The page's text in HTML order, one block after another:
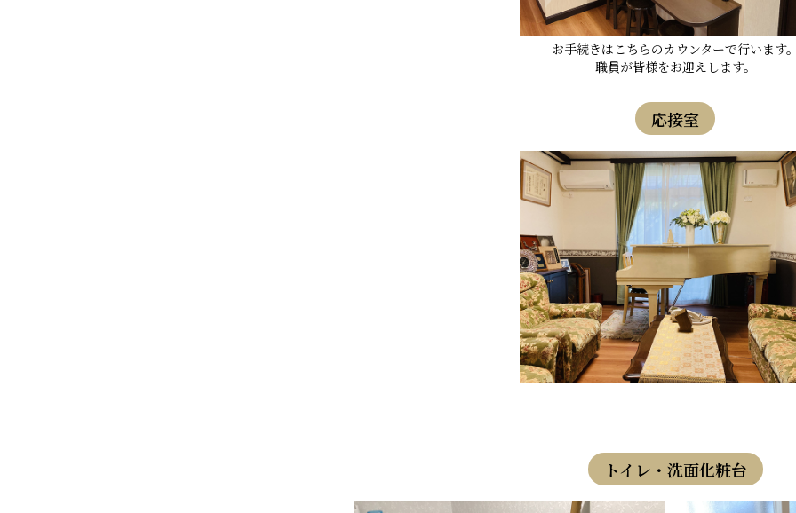
お手続きはこちらのカウンターで行います
職員が皆様をお迎えします。
応接室
トイレ・洗面化粧台